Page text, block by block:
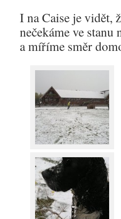
I na Caise je vidět,
nečekáme ve
a míříme směr